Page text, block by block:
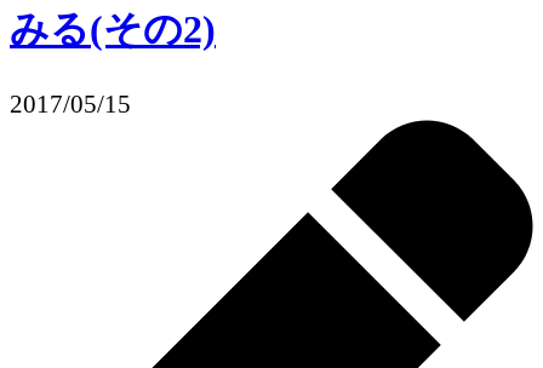
みる(その2)
2017/05/15